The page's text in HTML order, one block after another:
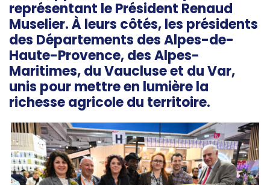
représentant le Président Renaud
Muselier. À leurs côtés, les présidents
des Départements des Alpes-de-
Haute-Provence, des Alpes-
Maritimes, du Vaucluse et du Var,
unis pour mettre en lumière la
richesse agricole du territoire.